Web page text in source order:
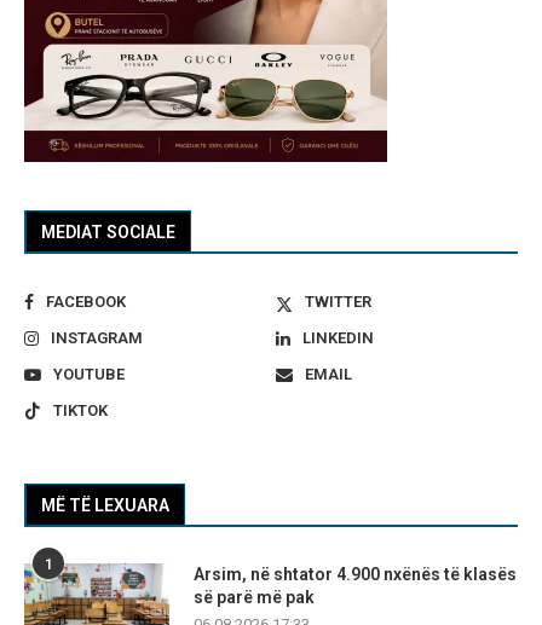
MEDIAT SOCIALE
FACEBOOK
TWITTER
INSTAGRAM
LINKEDIN
YOUTUBE
EMAIL
TIKTOK
MË TË LEXUARA
1
Arsim, në shtator 4.900 nxënës të klasës
së parë më pak